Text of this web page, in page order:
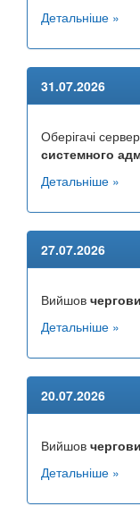
Детальніше »
31.07.2026
Оберігачі
системного
Детальніше »
27.07.2026
Вийшов
Детальніше »
20.07.2026
Вийшов
Детальніше »